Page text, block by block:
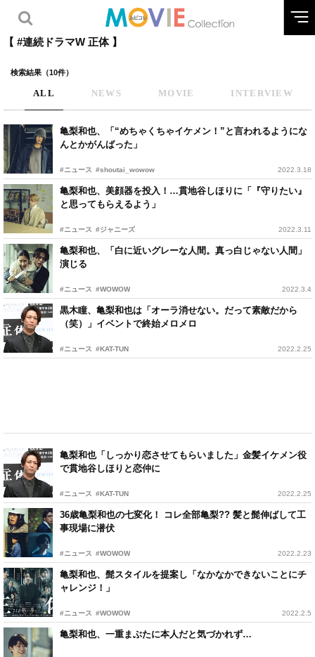
【 #連続ドラマW 正体 】
検索結果（10件）
ALL NEWS MOVIE INTERVIEW
亀梨和也、「“めちゃくちゃイケメン！”と言われるようにな
んとかがんばった」
#ニュース #shoutai_wowow 2022.3.18
亀梨和也、美顔器を投入！…貫地谷しほりに「『守りたい』
と思ってもらえるよう」
#ニュース #ジャニーズ 2022.3.11
⻲梨和也、「白に近いグレーな人間。真っ白じゃない人間」
演じる
#ニュース #WOWOW 2022.3.4
黒木瞳、亀梨和也は「オーラ消せない。だって素敵だから
（笑）」イベントで終始メロメロ
#ニュース #KAT-TUN 2022.2.25
亀梨和也「しっかり恋させてもらいました」金髪イケメン役
で貫地谷しほりと恋仲に
#ニュース #KAT-TUN 2022.2.25
36歳亀梨和也の七変化！ コレ全部亀梨?? 髪と髭伸ばして工
事現場に潜伏
#ニュース #WOWOW 2022.2.23
亀梨和也、髭スタイルを提案し「なかなかできないことにチ
ャレンジ！」
#ニュース #WOWOW 2022.2.5
亀梨和也、一重まぶたに本人だと気づかれず…